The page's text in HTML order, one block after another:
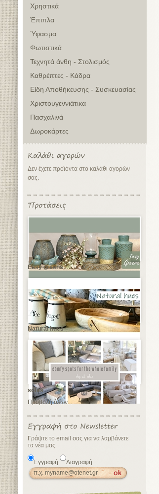
Χρηστικά
Έπιπλα
Ύφασμα
Φωτιστικά
Τεχνητά άνθη - Στολισμός
Καθρέπτες - Κάδρα
Είδη Αποθήκευσης - Συσκευασίας
Χριστουγεννιάτικα
Πασχαλινά
Δωροκάρτες
Δεν έχετε προϊόντα στο καλάθι αγορών
σας.
Easy greens
Natural hues
sofas
Προβολή όλων...
Γράψτε το email σας για να λαμβάνετε
τα νέα μας
Εγγραφή Διαγραφή